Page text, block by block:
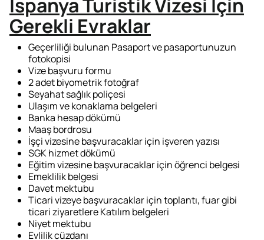
İspanya Turistik Vizesi İçin
Gerekli Evraklar
Geçerliliği bulunan Pasaport ve pasaportunuzun
fotokopisi
Vize başvuru formu
2 adet biyometrik fotoğraf
Seyahat sağlık poliçesi
Ulaşım ve konaklama belgeleri
Banka hesap dökümü
Maaş bordrosu
İşçi vizesine başvuracaklar için işveren yazısı
SGK hizmet dökümü
Eğitim vizesine başvuracaklar için öğrenci belgesi
Emeklilik belgesi
Davet mektubu
Ticari vizeye başvuracaklar için toplantı, fuar gibi
ticari ziyaretlere Katılım belgeleri
Niyet mektubu
Evlilik cüzdanı